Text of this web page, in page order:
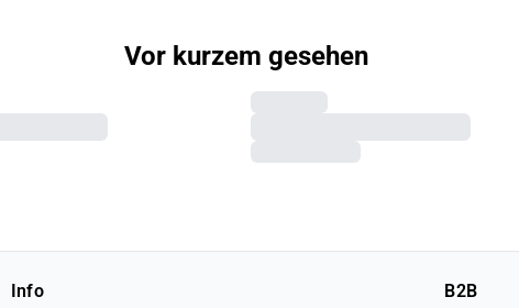
Vor kurzem gesehen
Info B2B